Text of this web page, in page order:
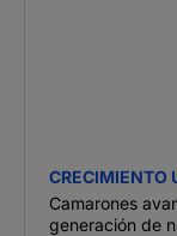
CRECIMIENTO
Camarones
generación de